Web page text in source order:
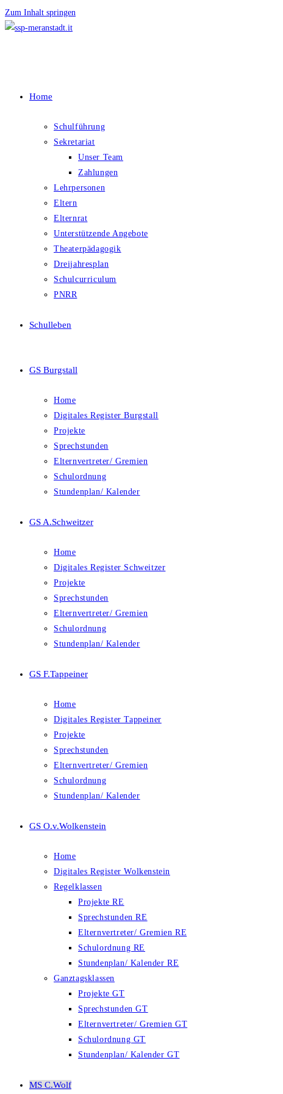
Zum Inhalt springen
Home
Schulführung
Sekretariat
Unser Team
Zahlungen
Lehrpersonen
Eltern
Elternrat
Unterstützende Angebote
Theaterpädagogik
Dreijahresplan
Schulcurriculum
PNRR
Schulleben
GS Burgstall
Home
Digitales Register Burgstall
Projekte
Sprechstunden
Elternvertreter/ Gremien
Schulordnung
Stundenplan/ Kalender
GS A.Schweitzer
Home
Digitales Register Schweitzer
Projekte
Sprechstunden
Elternvertreter/ Gremien
Schulordnung
Stundenplan/ Kalender
GS F.Tappeiner
Home
Digitales Register Tappeiner
Projekte
Sprechstunden
Elternvertreter/ Gremien
Schulordnung
Stundenplan/ Kalender
GS O.v.Wolkenstein
Home
Digitales Register Wolkenstein
Regelklassen
Projekte RE
Sprechstunden RE
Elternvertreter/ Gremien RE
Schulordnung RE
Stundenplan/ Kalender RE
Ganztagsklassen
Projekte GT
Sprechstunden GT
Elternvertreter/ Gremien GT
Schulordnung GT
Stundenplan/ Kalender GT
MS C.Wolf